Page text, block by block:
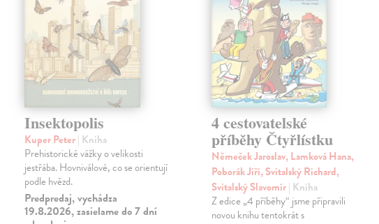
Insektopolis
Kuper Peter| Kniha
Prehistorické vážky o velikosti
jestřába. Hovniválové, co se orientují
podle hvězd.
Predpredaj, vychádza
19.8.2026, zasielame do 7 dní
4 cestovatelské
příběhy Čtyřlístku
Němeček Jaroslav, Lamková Hana,
Poborák Jiří, Svitalský Richard,
Svitalský Slavomír| Kniha
Z edice „4 příběhy“ jsme připravili
novou knihu tentokrát s